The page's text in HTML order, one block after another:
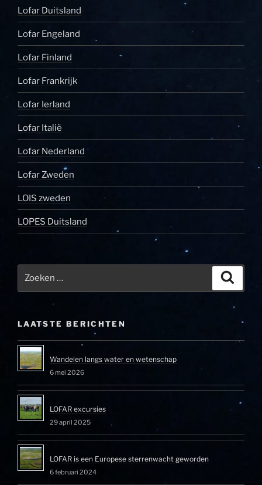
Lofar Duitsland
Lofar Engeland
Lofar Finland
Lofar Frankrijk
Lofar Ierland
Lofar Italië
Lofar Nederland
Lofar Zweden
LOIS zweden
LOPES Duitsland
LAATSTE BERICHTEN
Wandelen langs water en wetenschap
6 mei 2026
LOFAR excursies
29 april 2025
LOFAR is een Europese sterrenwacht geworden
6 februari 2024